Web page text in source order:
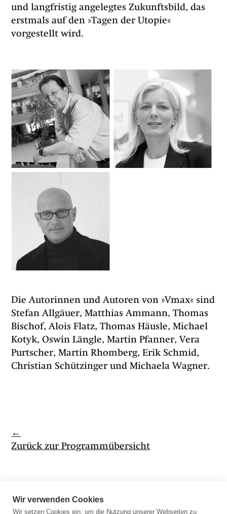
und langfristig angelegtes Zukunftsbild, das
erstmals auf den »Tagen der Utopie«
vorgestellt wird.
Die Autorinnen und Autoren von »Vmax« sind
Stefan Allgäuer, Matthias Ammann, Thomas
Bischof, Alois Flatz, Thomas Häusle, Michael
Kotyk, Oswin Längle, Martin Pfanner, Vera
Purtscher, Martin Rhomberg, Erik Schmid,
Christian Schützinger und Michaela Wagner.
←
Zurück zur Programmübersicht
Wir verwenden Cookies
Wir setzen Cookies ein, um die Nutzung unserer Webseiten zu